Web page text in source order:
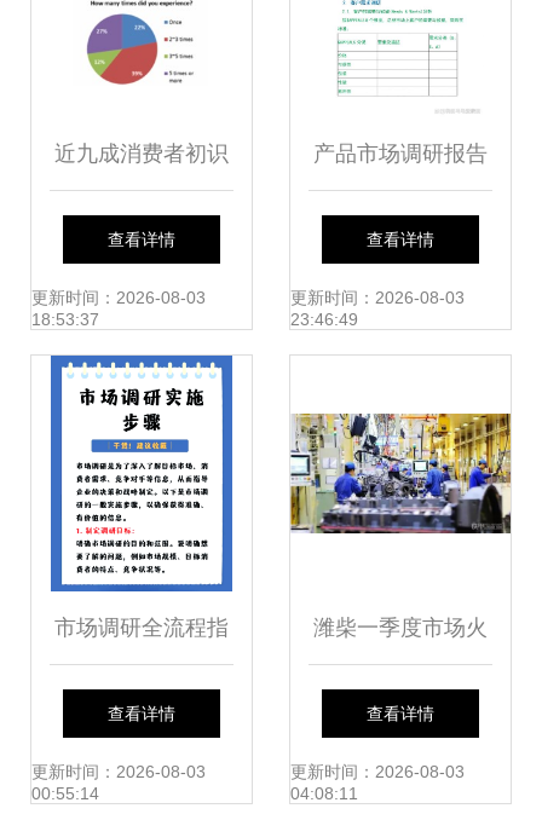
近九成消费者初识
VR Nexon市场调
查报告中的机遇与
隐忧
查看详情
更新时间：2026-08-03
18:53:37
产品市场调研报告
模板 结构性指导与
实操框架
查看详情
更新时间：2026-08-03
23:46:49
市场调研全流程指
南 从目标到策略
查看详情
更新时间：2026-08-03
00:55:14
潍柴一季度市场火
热，谭旭光深入一
线调研慰问
查看详情
更新时间：2026-08-03
04:08:11